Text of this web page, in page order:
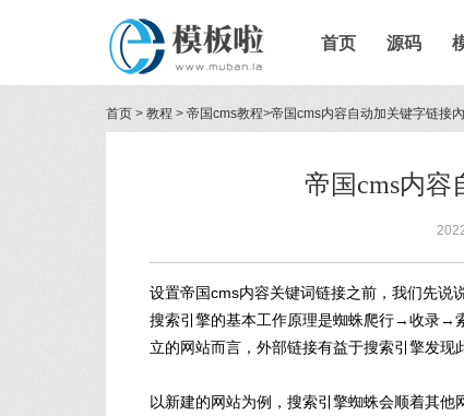
首页 源码
首页 > 教程 > 帝国cms教程>帝国cms内容自动加关键字链接
帝国cms内
设置帝国cms内容关键词链接之前，我们先说
搜索引擎的基本工作原理是蜘蛛爬行→收录→
立的网站而言，外部链接有益于搜索引擎发现
以新建的网站为例，搜索引擎蜘蛛会顺着其